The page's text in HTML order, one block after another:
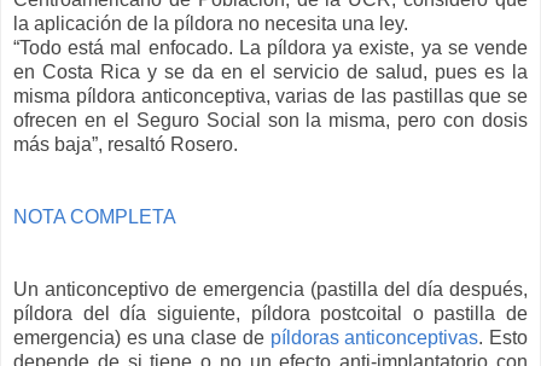
la aplicación de la píldora no necesita una ley.
“Todo está mal enfocado. La píldora ya existe, ya se vende
en Costa Rica y se da en el servicio de salud, pues es la
misma píldora anticonceptiva, varias de las pastillas que se
ofrecen en el Seguro Social son la misma, pero con dosis
más baja”, resaltó Rosero.
NOTA COMPLETA
Un anticonceptivo de emergencia (pastilla del día después,
píldora del día siguiente, píldora postcoital o pastilla de
emergencia) es una clase de píldoras anticonceptivas. Esto
depende de si tiene o no un efecto anti-implantatorio con